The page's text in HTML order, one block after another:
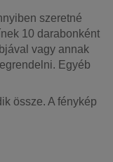
szeretné
10 darabonként
vagy annak
Egyéb
össze. A fénykép